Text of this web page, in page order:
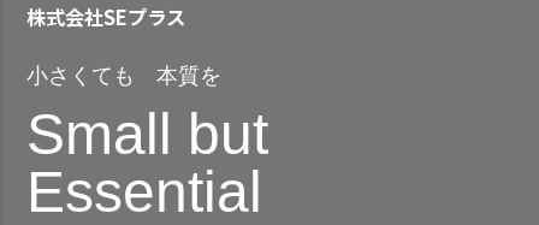
株式会社SEプラス
小さくても 本質を
Small but
Essential